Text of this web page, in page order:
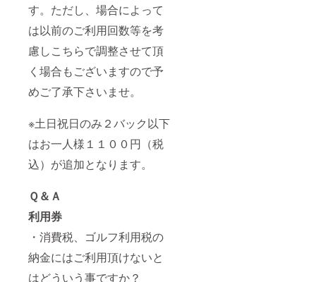
す。ただし、場合によって
は以前のご利用回数等を考
慮しこちらで調整させて頂
く場合もございますので予
めご了承下さいませ。
※土日祝日のみ２バック以下
はお一人様１１００円（税
込）が追加となります。
Ｑ＆Ａ
利用券
・消費税、ゴルフ利用税の
納金にはご利用頂けないと
はどういう事ですか？